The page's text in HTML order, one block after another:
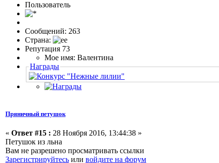
Пользовaтeль
Сообщений: 263
Страна:
Репутация 73
Мое имя: Валентина
Награды
Пряничный петушок
« Ответ #15 : 28 Ноября 2016, 13:44:38 »
Петушок из льна
Вам не разрешено просматривать ссылки
Зарегистрируйтесь или войдите на форум